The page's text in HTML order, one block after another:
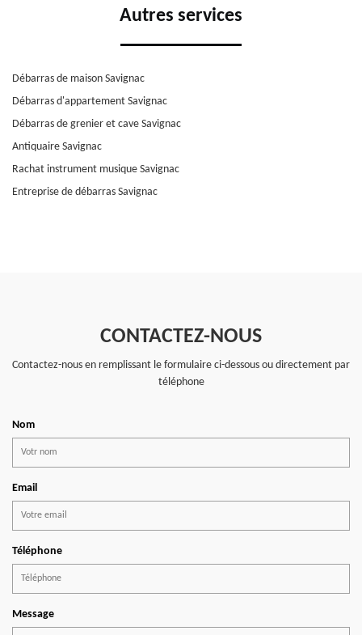
Autres services
Débarras de maison Savignac
Débarras d'appartement Savignac
Débarras de grenier et cave Savignac
Antiquaire Savignac
Rachat instrument musique Savignac
Entreprise de débarras Savignac
CONTACTEZ-NOUS
Contactez-nous en remplissant le formulaire ci-dessous ou directement par
téléphone
Nom
Email
Téléphone
Message